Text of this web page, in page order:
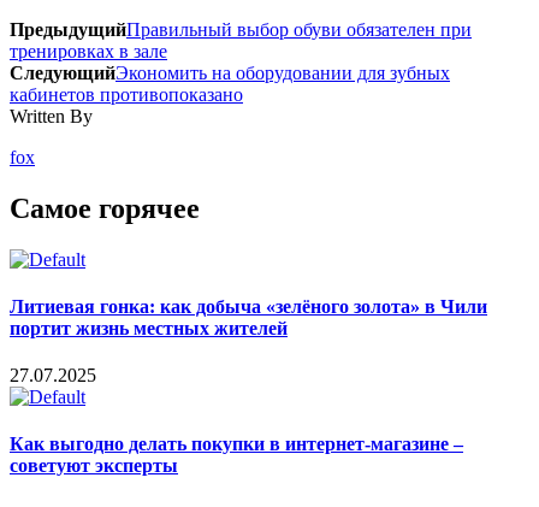
ПредыдущийПравильный выбор обуви обязателен при
тренировках в зале
СледующийЭкономить на оборудовании для зубных
кабинетов противопоказано
Written By
fox
Самое горячее
Литиевая гонка: как добыча «зелёного золота» в Чили
портит жизнь местных жителей
27.07.2025
Как выгодно делать покупки в интернет-магазине –
советуют эксперты